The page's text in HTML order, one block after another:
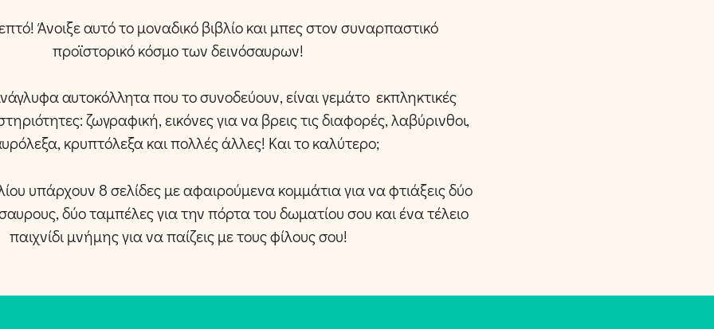
Άνοιξε αυτό το μοναδικό βιβλίο και μπες στον συναρπαστικό
προϊστορικό κόσμο των δεινόσαυρων!
αυτοκόλλητα που το συνοδεύουν, είναι γεμάτο εκπληκτικές
ζωγραφική, εικόνες για να βρεις τις διαφορές, λαβύρινθοι,
κρυπτόλεξα και πολλές άλλες! Και το καλύτερο;
υπάρχουν 8 σελίδες με αφαιρούμενα κομμάτια για να φτιάξεις δύο
δύο ταμπέλες για την πόρτα του δωματίου σου και ένα τέλειο
παιχνίδι μνήμης για να παίζεις με τους φίλους σου!